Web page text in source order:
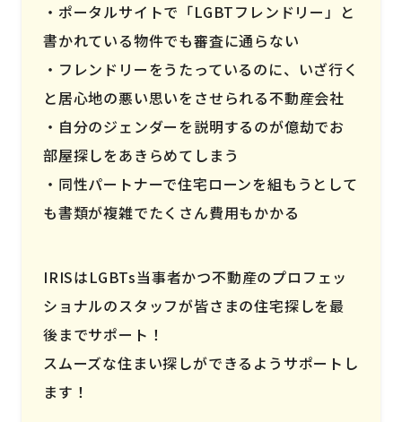
ポータルサイトで「LGBTフレンドリー」と
書かれている物件でも審査に通らない
フレンドリーをうたっているのに、いざ行く
と居心地の悪い思いをさせられる不動産会社
自分のジェンダーを説明するのが億劫でお
部屋探しをあきらめてしまう
同性パートナーで住宅ローンを組もうとして
も書類が複雑でたくさん費用もかかる
IRISはLGBTs当事者かつ不動産のプロフェッ
ショナルのスタッフが皆さまの住宅探しを最
後までサポート！
スムーズな住まい探しができるようサポートし
ます！